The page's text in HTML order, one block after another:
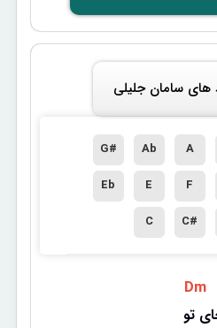
های سامان جلیلی
A
Ab
G#
F
E
Eb
C#
C
Dm
تو